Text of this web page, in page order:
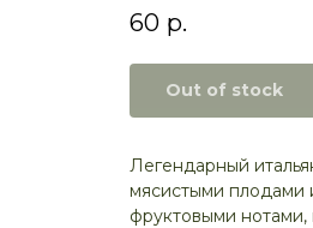
60 р.
Out of stock
Легендарный
мясистыми плодами
фруктовыми